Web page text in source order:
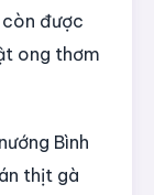
được
ong thơm
Bình
thịt gà